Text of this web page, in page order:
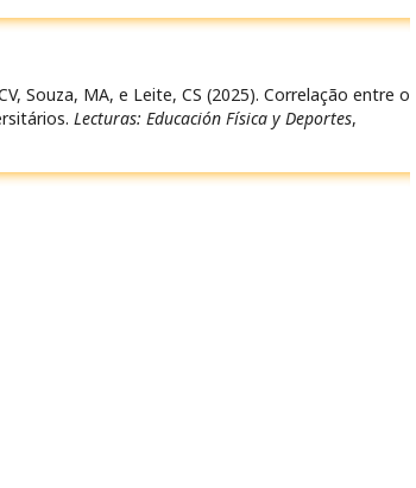
Souza, MA, e Leite, CS (2025). Correlação entre o
Lecturas: Educación Física y Deportes,